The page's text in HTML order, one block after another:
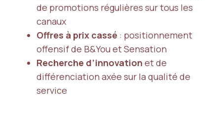
de promotions régulières sur tous les
canaux
Offres à prix cassé : positionnement
offensif de B&You et Sensation
Recherche d’innovation et de
différenciation axée sur la qualité de
service